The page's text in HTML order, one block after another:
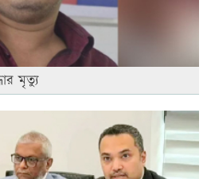
মৃত্যু